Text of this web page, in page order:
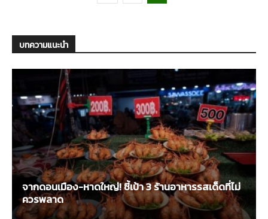
บทความแนะนำ
จากดอนเมือง-หาดใหญ่! ชี้เป้า 3 ร้านอาหารรสเด็ดที่ไม่
ควรพลาด